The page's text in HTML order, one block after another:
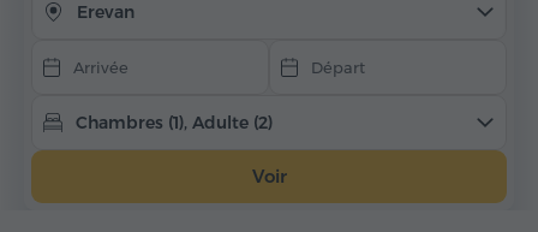
Erevan
Chambres (1), Adulte (2)
Voir